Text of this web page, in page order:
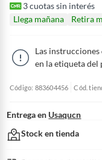
3cuotas sin interés
Llega mañana
Retira
Las
en la etiqueta del
Código: 883604456 Cód.
Entrega en Usaqucn
Stock en tienda